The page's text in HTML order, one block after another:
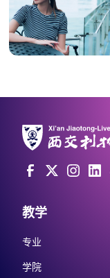
教学
专业
学院